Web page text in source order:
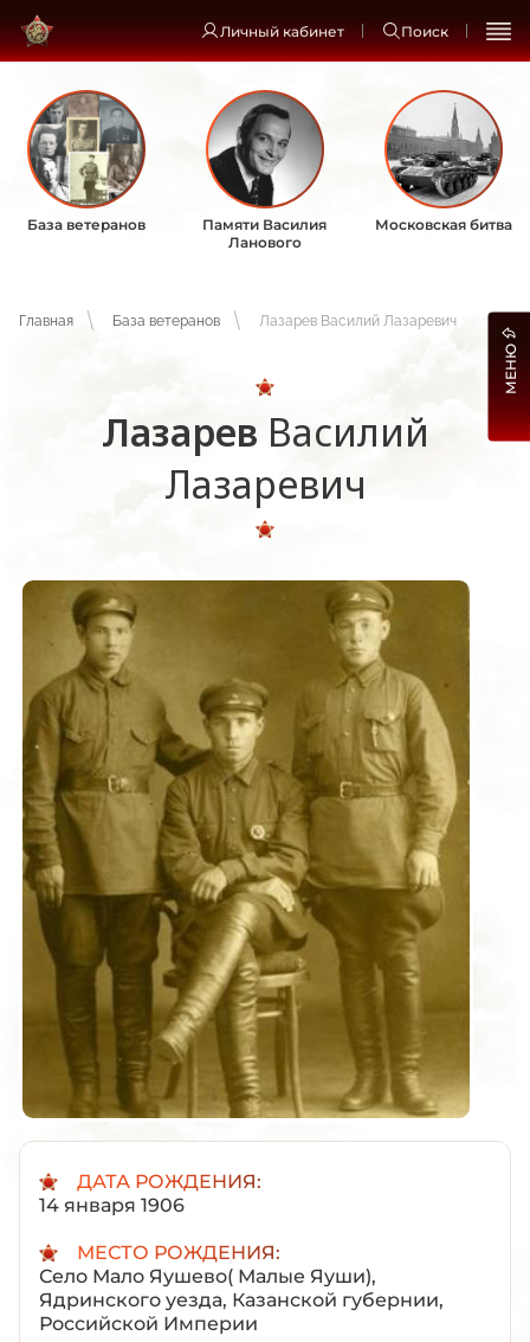
Личный кабинет Поиск
База ветеранов
Памяти Василия
Ланового
Московская битва
Главная База ветеранов Лазарев Василий Лазаревич
Лазарев Василий
Лазаревич
ДАТА РОЖДЕНИЯ:
14 января 1906
МЕСТО РОЖДЕНИЯ:
Село Мало Яушево( Малые Яуши),
Ядринского уезда, Казанской губернии,
Российской Империи
МЕНЮ